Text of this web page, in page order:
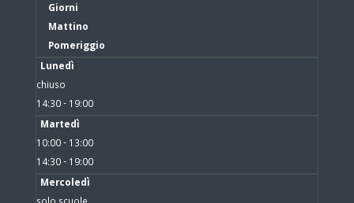
Giorni
Mattino
Pomeriggio
Lunedì
chiuso
14:30 - 19:00
Martedì
10:00 - 13:00
14:30 - 19:00
Mercoledì